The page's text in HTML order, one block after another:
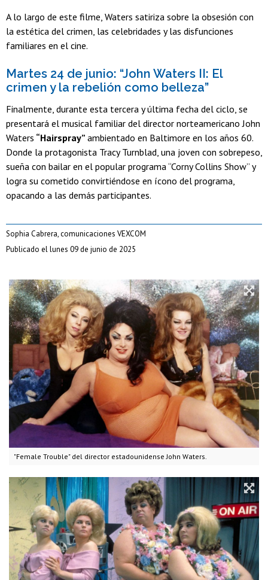
"Female Trouble" del director estadounidense John Waters.
A lo largo de este filme, Waters satiriza sobre la obsesión con
la estética del crimen, las celebridades y las disfunciones
familiares en el cine.
Martes 24 de junio: “John Waters II: El
crimen y la rebelión como belleza”
Finalmente, durante esta tercera y última fecha del ciclo, se
presentará el musical familiar del director norteamericano John
Waters “Hairspray” ambientado en Baltimore en los años 60.
Donde la protagonista Tracy Turnblad, una joven con sobrepeso,
sueña con bailar en el popular programa “Corny Collins Show” y
logra su cometido convirtiéndose en ícono del programa,
opacando a las demás participantes.
Sophia Cabrera, comunicaciones VEXCOM
Publicado el lunes 09 de junio de 2025